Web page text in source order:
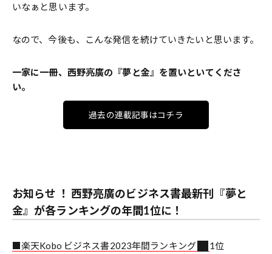
いなぁと思います。
なので、今後も、こんな発信を続けていきたいと思います。
一家に一冊、西野亮廣の『夢と金』を置いといてくださ
い。
過去の連載記事はコチラ
お知らせ ！ 西野亮廣のビジネス書最新刊『夢と
金』が各ランキングの年間1位に！
■楽天Kobo ビジネス書2023年間ランキング
1位